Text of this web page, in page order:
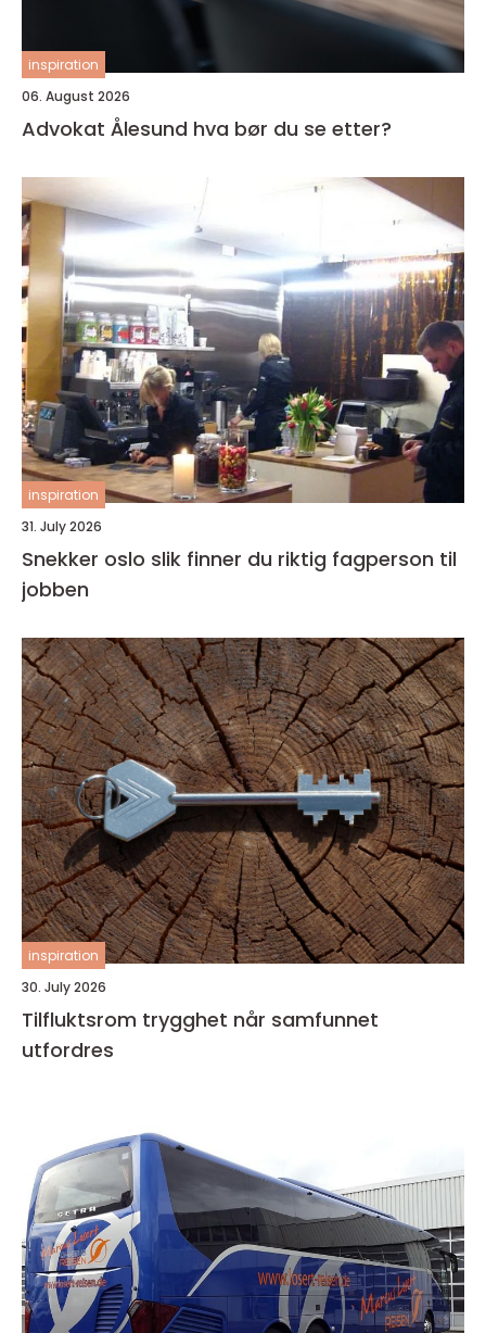
inspiration
06. August 2026
Advokat Ålesund hva bør du se etter?
inspiration
31. July 2026
Snekker oslo slik finner du riktig fagperson til
jobben
inspiration
30. July 2026
Tilfluktsrom trygghet når samfunnet
utfordres